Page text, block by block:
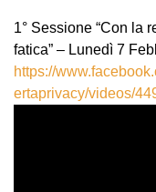
1° Sessione “Con la
fatica” – Lunedì 7
https://
ertaprivacy/videos/